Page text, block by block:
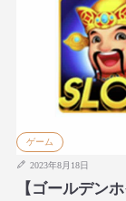
ゲーム
2023年8月18日
【ゴールデン